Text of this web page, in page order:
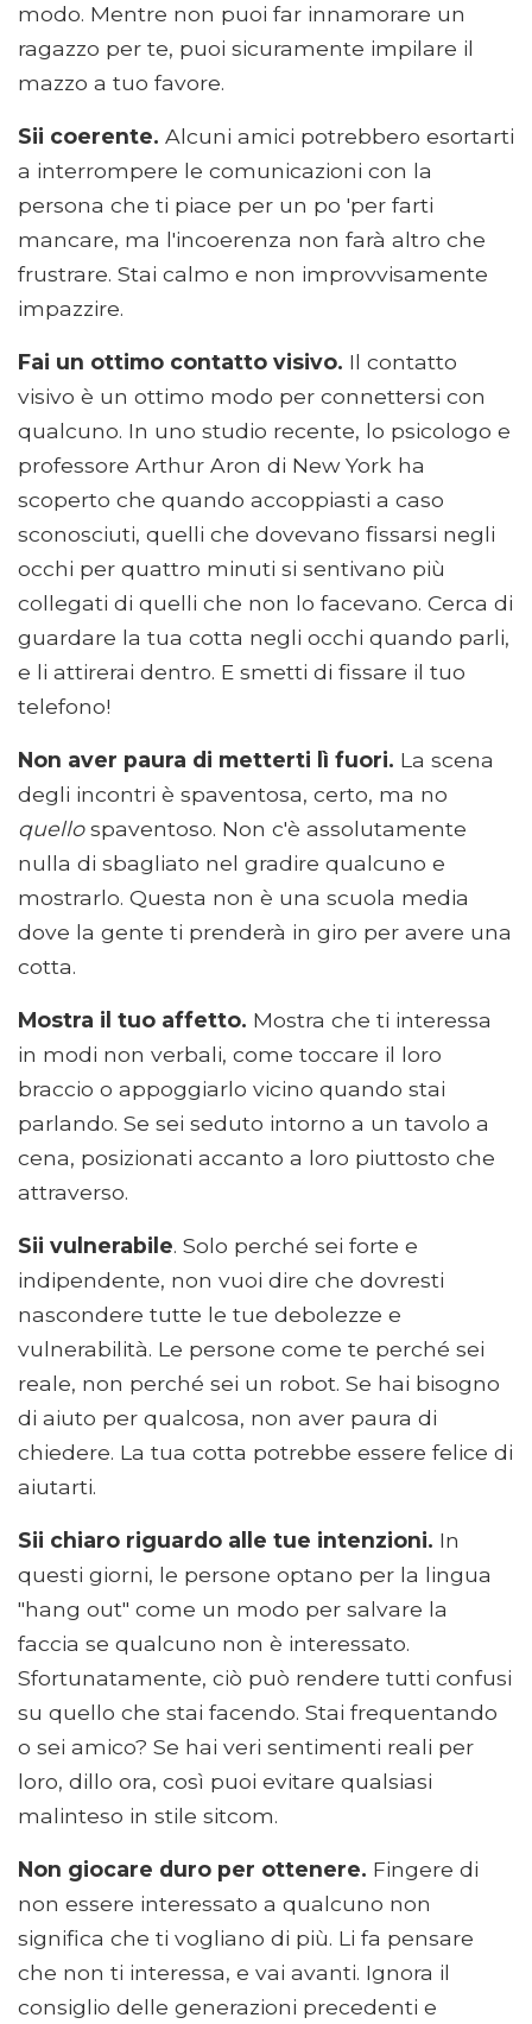
modo. Mentre non puoi far innamorare un
ragazzo per te, puoi sicuramente impilare il
mazzo a tuo favore.
Sii coerente. Alcuni amici potrebbero esortarti
a interrompere le comunicazioni con la
persona che ti piace per un po 'per farti
mancare, ma l'incoerenza non farà altro che
frustrare. Stai calmo e non improvvisamente
impazzire.
Fai un ottimo contatto visivo. Il contatto
visivo è un ottimo modo per connettersi con
qualcuno. In uno studio recente, lo psicologo e
professore Arthur Aron di New York ha
scoperto che quando accoppiasti a caso
sconosciuti, quelli che dovevano fissarsi negli
occhi per quattro minuti si sentivano più
collegati di quelli che non lo facevano. Cerca di
guardare la tua cotta negli occhi quando parli,
e li attirerai dentro. E smetti di fissare il tuo
telefono!
Non aver paura di metterti lì fuori. La scena
degli incontri è spaventosa, certo, ma no
quellospaventoso. Non c'è assolutamente
nulla di sbagliato nel gradire qualcuno e
mostrarlo. Questa non è una scuola media
dove la gente ti prenderà in giro per avere una
cotta.
Mostra il tuo affetto. Mostra che ti interessa
in modi non verbali, come toccare il loro
braccio o appoggiarlo vicino quando stai
parlando. Se sei seduto intorno a un tavolo a
cena, posizionati accanto a loro piuttosto che
attraverso.
Sii vulnerabile. Solo perché sei forte e
indipendente, non vuoi dire che dovresti
nascondere tutte le tue debolezze e
vulnerabilità. Le persone come te perché sei
reale, non perché sei un robot. Se hai bisogno
di aiuto per qualcosa, non aver paura di
chiedere. La tua cotta potrebbe essere felice di
aiutarti.
Sii chiaro riguardo alle tue intenzioni. In
questi giorni, le persone optano per la lingua
"hang out" come un modo per salvare la
faccia se qualcuno non è interessato.
Sfortunatamente, ciò può rendere tutti confusi
su quello che stai facendo. Stai frequentando
o sei amico? Se hai veri sentimenti reali per
loro, dillo ora, così puoi evitare qualsiasi
malinteso in stile sitcom.
Non giocare duro per ottenere. Fingere di
non essere interessato a qualcuno non
significa che ti vogliano di più. Li fa pensare
che non ti interessa, e vai avanti. Ignora il
consiglio delle generazioni precedenti e